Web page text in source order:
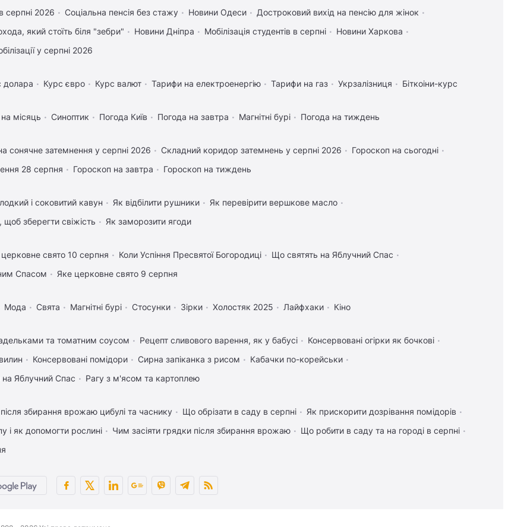
13:57
Підводний човен, проданий Канаді
як працює український загін "глибоких
13:48
Зарядка електрокара від розетки у
проблемами, - електрик
13:30 Три знаки Зодіаку ось-ось
попрощаються з самотністю та знайдуть
серпні 2026
Соціальна пенсія без стажу Новини Одеси
Достроковий вихід на пенсію для жінок
який стоїть біля "зебри"
Новини Дніпра Мобілізація студентів в серпні
Новини Харкова
у серпні 2026
долара Курс євро Курс валют Тарифи на електроенергію Тарифи на газ Укрзалізниця Біткоіни-курс
місяць Синоптик Погода Київ Погода на завтра Магнітні бурі Погода на тиждень
сонячне затемнення у серпні 2026 Складний коридор затемнень у серпні 2026
Гороскоп на сьогодні
28 серпня
Гороскоп на завтра Гороскоп на тиждень
і соковитий кавун Як відбілити рушники
Як перевірити вершкове масло
зберегти свіжість
Як заморозити ягоди
свято 10 серпня Коли Успіння Пресвятої Богородиці
Що святять на Яблучний Спас
Спасом
Яке церковне свято 9 серпня
Мода Свята Магнітні бурі Стосунки Зірки Холостяк 2025 Лайфхаки Кіно
та томатним соусом Рецепт сливового варення, як у бабусі
Консервовані огірки як бочкові
Консервовані помідори Сирна запіканка з рисом
Кабачки по-корейськи
на Яблучний Спас
Рагу з м'ясом та картоплею
збирання врожаю цибулі та часнику Що обрізати в саду в серпні
Як прискорити дозрівання помідорів
і як допомогти рослині
Чим засіяти грядки після збирання врожаю
Що робити в саду та на городі в серпні